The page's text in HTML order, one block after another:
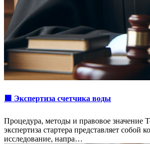
🟩 Экспертиза счетчика воды
Процедура, методы и правовое значение
экспертиза стартера представляет собой
исследование, напра…